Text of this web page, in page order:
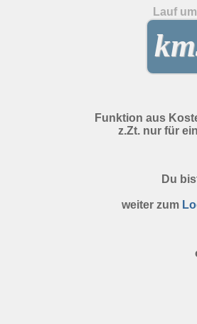
Lauf
Funktion aus
z.Zt. nur für
Du
weiter zum